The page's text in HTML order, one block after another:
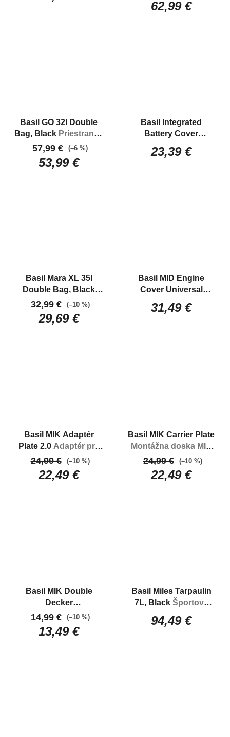
62,99 €
Basil GO 32l Double
Bag, Black Priestranná
dvojitá kapsa na zadný
nosič bicykla s
kapacitou 32L
53,99 €
57,99 € (–6 %)
Basil Integrated
Battery Cover
obal integrovanej
23,39 €
Basil Mara XL 35l
Double Bag, Black
Dvoj brašna na nosič
bicykla
29,69 €
32,99 € (–10 %)
Basil MID Engine
Cover Universal
Univerzálny
neoprénový prepravný
31,49 €
Basil MIK Adaptér
Plate 2.0 Adaptér pre
systém MIK
22,49 €
24,99 € (–10 %)
Basil MIK Carrier Plate
Montážna doska MIK
na zadný nosič
22,49 €
24,99 € (–10 %)
Basil MIK Double
Decker
Dvojposchodvý
adaptér MIK
13,49 €
14,99 € (–10 %)
Basil Miles Tarpaulin
7L, Black Športová
bicykla s obsahom 7L
94,49 €